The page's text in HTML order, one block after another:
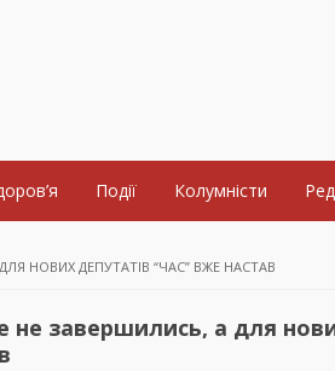
Події Колумністи
НОВИХ ДЕПУТАТІВ “ЧАС” ВЖЕ НАСТАВ
завершились, а для